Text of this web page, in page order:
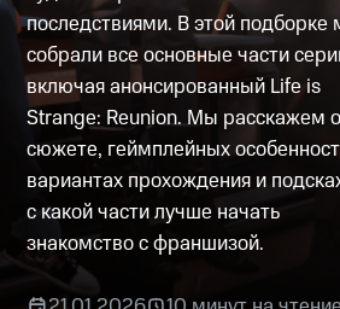
последствиями. В этой подборке
собрали все основные части
включая анонсированный Life is
Strange: Reunion. Мы расскажем о
сюжете, геймплейных
вариантах прохождения и
с какой части лучше начать
знакомство с франшизой.